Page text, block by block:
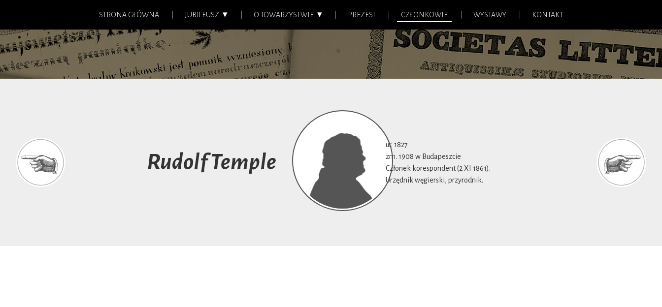
STRONA GŁÓWNA JUBILEUSZ O TOWARZYSTWIE PREZESI CZŁONKOWIE WYSTAWY KONTAKT
Rudolf Temple
ur. 1827
zm. 1908 w Budapeszcie
Członek korespondent (2 XI 1861).
Urzędnik węgierski, przyrodnik.